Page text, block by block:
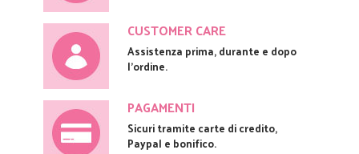
CUSTOMER CARE
Assistenza prima, durante e dopo
l'ordine.
PAGAMENTI
Sicuri tramite carte di credito,
Paypal e bonifico.